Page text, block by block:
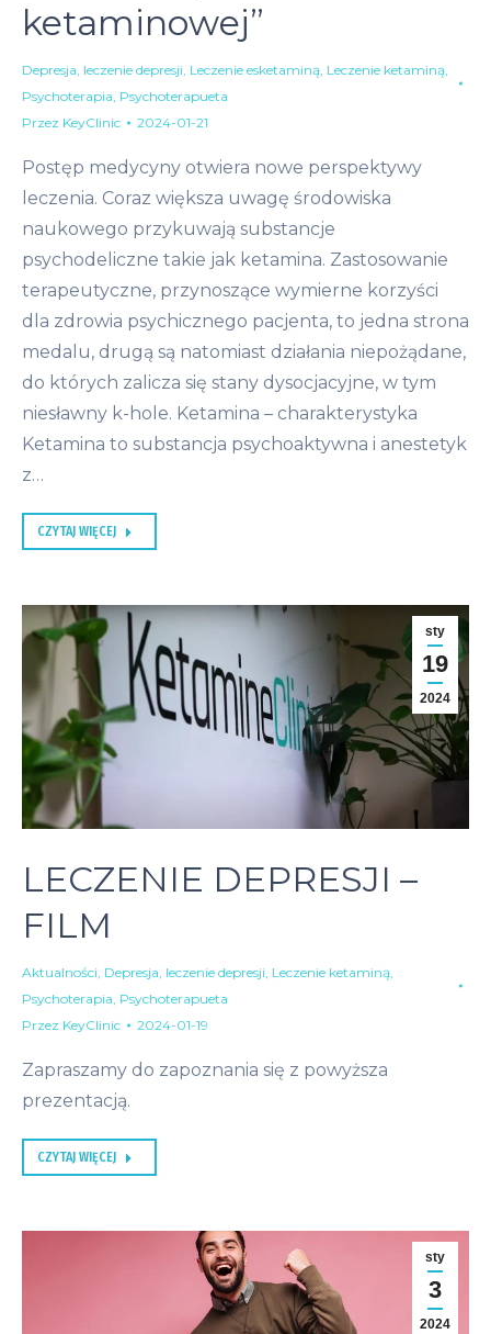
ketaminowej”
Depresja, leczenie depresji, Leczenie esketaminą, Leczenie ketaminą,
Psychoterapia, Psychoterapueta
Przez KeyClinic 2024-01-21
Postęp medycyny otwiera nowe perspektywy
leczenia. Coraz większa uwagę środowiska
naukowego przykuwają substancje
psychodeliczne takie jak ketamina. Zastosowanie
terapeutyczne, przynoszące wymierne korzyści
dla zdrowia psychicznego pacjenta, to jedna strona
medalu, drugą są natomiast działania niepożądane,
do których zalicza się stany dysocjacyjne, w tym
niesławny k-hole. Ketamina – charakterystyka
Ketamina to substancja psychoaktywna i anestetyk
z…
CZYTAJ WIĘCEJ
sty
19
2024
LECZENIE DEPRESJI –
FILM
Aktualności, Depresja, leczenie depresji, Leczenie ketaminą,
Psychoterapia, Psychoterapueta
Przez KeyClinic 2024-01-19
Zapraszamy do zapoznania się z powyższa
prezentacją.
CZYTAJ WIĘCEJ
sty
3
2024